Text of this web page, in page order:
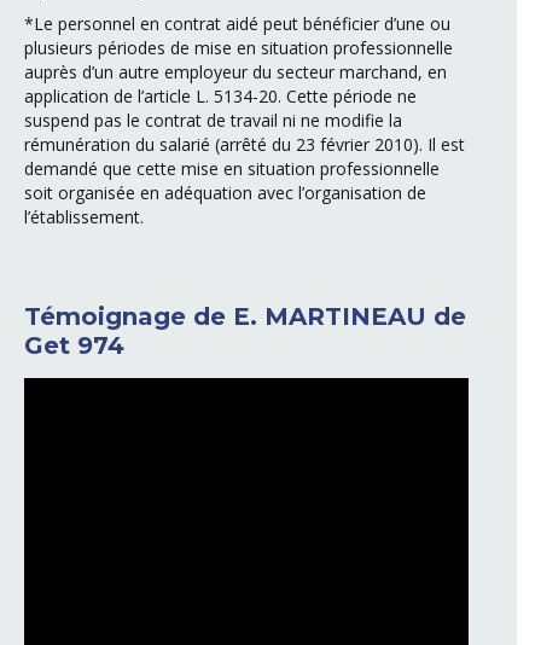
*Le personnel en contrat aidé peut bénéficier d’une ou
plusieurs périodes de mise en situation professionnelle
auprès d’un autre employeur du secteur marchand, en
application de l’article L. 5134-20. Cette période ne
suspend pas le contrat de travail ni ne modifie la
rémunération du salarié (arrêté du 23 février 2010). Il est
demandé que cette mise en situation professionnelle
soit organisée en adéquation avec l’organisation de
l’établissement.
Témoignage de E. MARTINEAU de
Get 974